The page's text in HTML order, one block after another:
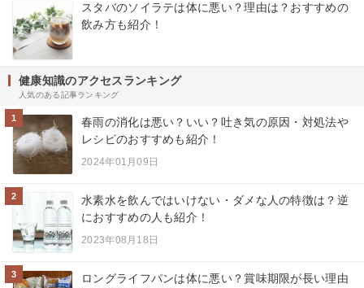
スタバのソイラテは体に悪い？理由は？おすすめの
飲み方も紹介！
健康知識のアクセスランキング
人気のある記事ランキング
1
春雨の消化は悪い？いい？吐き気の原因・対処法や
レシピのおすすめも紹介！
2024年01月09日
2
水素水を飲んではいけない・ダメな人の特徴は？逆
におすすめの人も紹介！
2023年08月18日
3
ロングライフパンは体に悪い？賞味期限が長い理由